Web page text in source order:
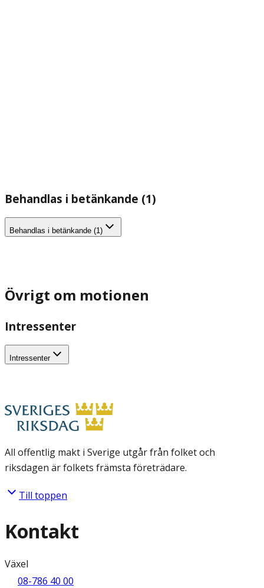
Behandlas i betänkande (1)
Behandlas i betänkande (1)
Övrigt om motionen
Intressenter
Intressenter
All offentlig makt i Sverige utgår från folket och
riksdagen är folkets främsta företrädare.
Till toppen
Kontakt
Växel
08-786 40 00